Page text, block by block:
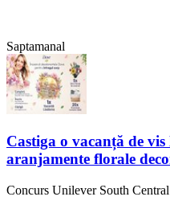
Saptamanal
Castiga o vacanță de
aranjamente florale
Concurs Unilever South